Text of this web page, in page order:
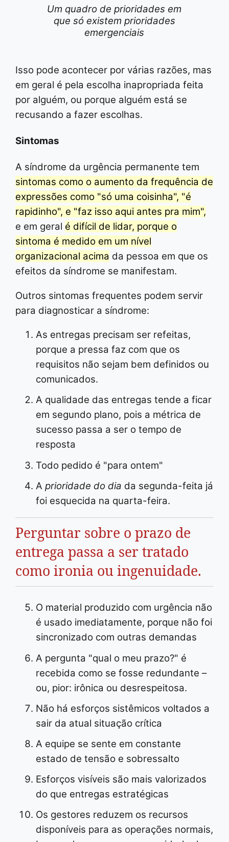
Um quadro de prioridades em
que só existem prioridades
emergenciais
Isso pode acontecer por várias razões, mas
em geral é pela escolha inapropriada feita
por alguém, ou porque alguém está se
recusando a fazer escolhas.
Sintomas
A síndrome da urgência permanente tem
sintomas como o aumento da frequência de
expressões como "só uma coisinha", "é
rapidinho", e "faz isso aqui antes pra mim",
e em geral é difícil de lidar, porque o
sintoma é medido em um nível
organizacional acima da pessoa em que os
efeitos da síndrome se manifestam.
Outros sintomas frequentes podem servir
para diagnosticar a síndrome:
As entregas precisam ser refeitas,
porque a pressa faz com que os
requisitos não sejam bem definidos ou
comunicados.
A qualidade das entregas tende a ficar
em segundo plano, pois a métrica de
sucesso passa a ser o tempo de
resposta
Todo pedido é "para ontem"
A prioridade do dia da segunda-feita já
foi esquecida na quarta-feira.
Perguntar sobre o prazo de
entrega passa a ser tratado
como ironia ou ingenuidade.
O material produzido com urgência não
é usado imediatamente, porque não foi
sincronizado com outras demandas
A pergunta "qual o meu prazo?" é
recebida como se fosse redundante –
ou, pior: irônica ou desrespeitosa.
Não há esforços sistêmicos voltados a
sair da atual situação crítica
A equipe se sente em constante
estado de tensão e sobressalto
Esforços visíveis são mais valorizados
do que entregas estratégicas
Os gestores reduzem os recursos
disponíveis para as operações normais,